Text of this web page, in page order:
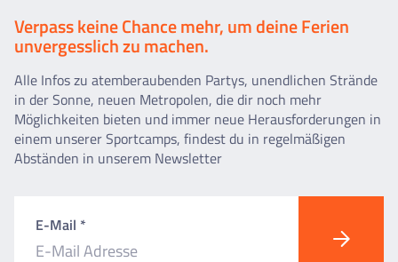
Verpass keine Chance mehr, um deine Ferien
unvergesslich zu machen.
Alle Infos zu atemberaubenden Partys, unendlichen Strände
in der Sonne, neuen Metropolen, die dir noch mehr
Möglichkeiten bieten und immer neue Herausforderungen in
einem unserer Sportcamps, findest du in regelmäßigen
Abständen in unserem Newsletter
E-Mail *